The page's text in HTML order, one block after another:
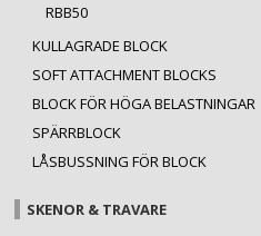
RBB50
KULLAGRADE BLOCK
SOFT ATTACHMENT BLOCKS
BLOCK FÖR HÖGA BELASTNINGAR
SPÄRRBLOCK
LÅSBUSSNING FÖR BLOCK
SKENOR & TRAVARE